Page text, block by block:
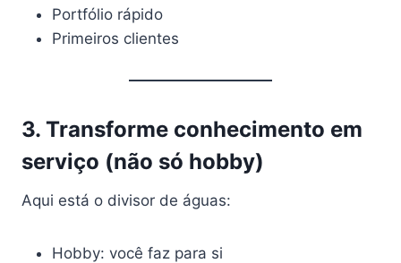
Portfólio rápido
Primeiros clientes
3. Transforme conhecimento em
serviço (não só hobby)
Aqui está o divisor de águas:
Hobby: você faz para si